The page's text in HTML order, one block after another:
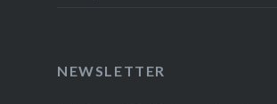
NEWSLETTER